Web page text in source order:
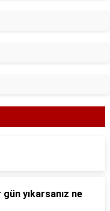
yıkarsanız ne